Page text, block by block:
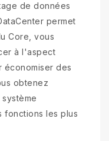
de données
permet
Core, vous
à l'aspect
économiser des
obtenez
les plus